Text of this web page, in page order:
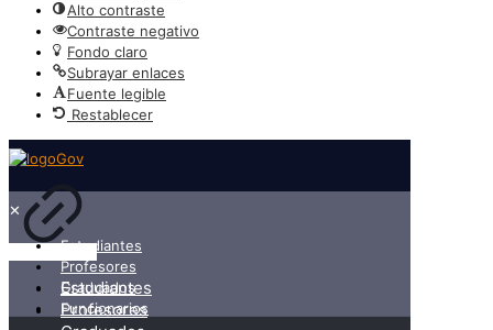
Alto contraste
Contraste negativo
Fondo claro
Subrayar enlaces
Fuente legible
Restablecer
✕
Estudiantes
Profesores
Graduados
Funcionarios
Estudiantes
Profesores